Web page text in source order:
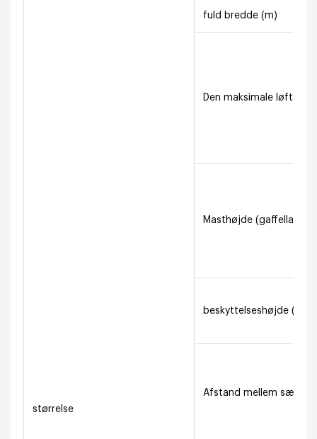
størrelse
fuld bredde (m)
Den maksimale
Masthøjde
beskyttelseshøjde (m)
Afstand mellem